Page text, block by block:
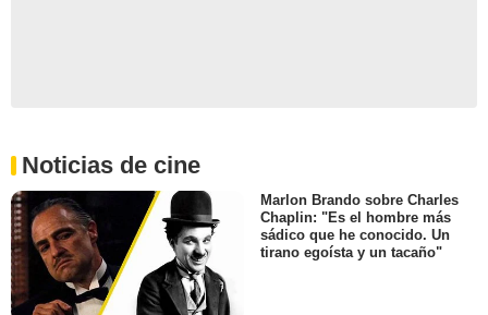
Noticias de cine
Marlon Brando sobre Charles
Chaplin: "Es el hombre más
sádico que he conocido. Un
tirano egoísta y un tacaño"